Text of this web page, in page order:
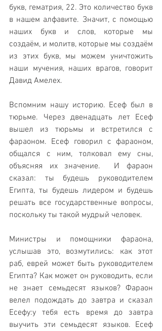
букв, гематрия, 22. Это количество букв
в нашем алфавите. Значит, с помощью
наших букв и слов, которые мы
создаём, и молитв, которые мы создаём
из этих букв, мы можем уничтожить
наши мучения, наших врагов, говорит
Давид Амелех.
Вспомним нашу историю. Есеф был в
тюрьме. Через двенадцать лет Есеф
вышел из тюрьмы и встретился с
фараоном. Есеф говорил с фараоном,
общался с ним, толковал ему сны,
объясняя их значение.  И фараон
сказал: ты будешь руководителем
Египта, ты будешь лидером и будешь
решать все государственные вопросы,
поскольку ты такой мудрый человек.
Министры и помощники фараона,
услышав это, возмутились: как этот
раб, еврей может быть руководителем
Египта? Как может он руководить, если
не знает семьдесят языков? Фараон
велел подождать до завтра и сказал
Есефу:у тебя есть время до завтра
выучить эти семьдесят языков. Есеф